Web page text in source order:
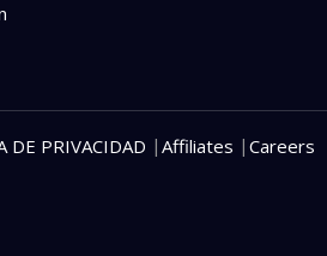
DE PRIVACIDAD | Affiliates | Careers